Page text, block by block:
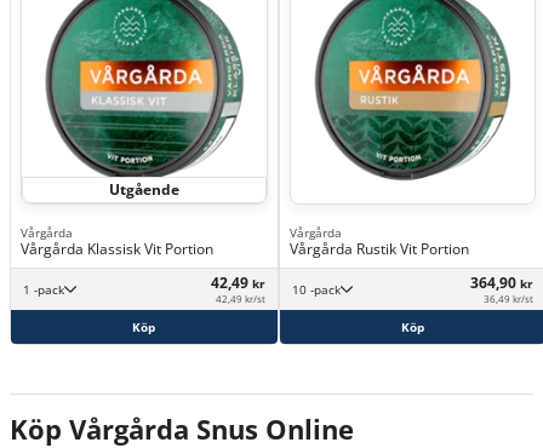
Utgående
Vårgårda
Vårgårda Klassisk Vit Portion
1 -pack 42,49 kr
42,49 kr/st
Köp
Vårgårda
Vårgårda Rustik Vit Portion
10 -pack 364,90 kr
36,49 kr/st
Köp
Köp Vårgårda Snus Online